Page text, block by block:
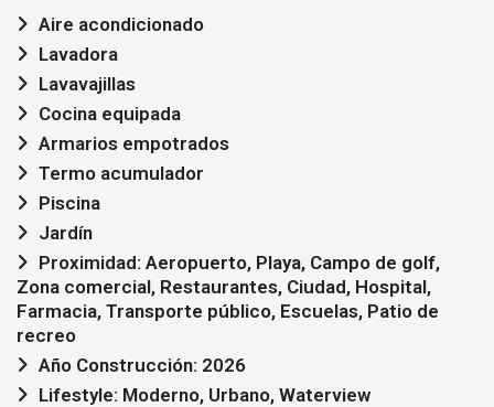
Aire acondicionado
Lavadora
Lavavajillas
Cocina equipada
Armarios empotrados
Termo acumulador
Piscina
Jardín
Zona comercial, Restaurantes, Ciudad, Hospital,
Farmacia, Transporte público, Escuelas, Patio de
recreo
Año Construcción: 2026
Lifestyle: Moderno, Urbano, Waterview